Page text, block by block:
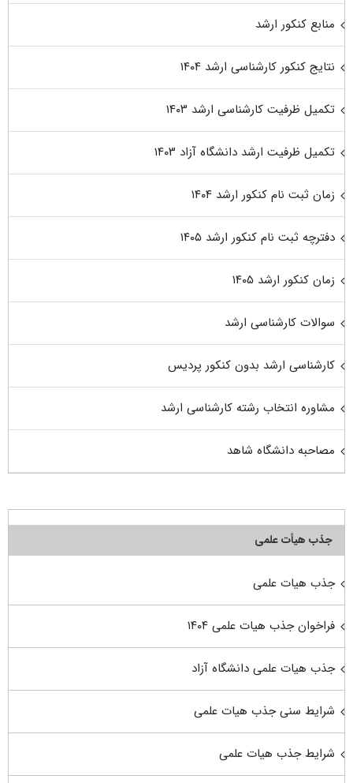
منابع کنکور ارشد
نتایج کنکور کارشناسی ارشد ۱۴۰۴
تکمیل ظرفیت کارشناسی ارشد ۱۴۰۳
تکمیل ظرفیت ارشد دانشگاه آزاد ۱۴۰۳
زمان ثبت نام کنکور ارشد ۱۴۰۴
دفترچه ثبت نام کنکور ارشد ۱۴۰۵
زمان کنکور ارشد ۱۴۰۵
سوالات کارشناسی ارشد
کارشناسی ارشد بدون کنکور پردیس
مشاوره انتخاب رشته کارشناسی ارشد
مصاحبه دانشگاه شاهد
جذب هیأت علمی
جذب هیات علمی
فراخوان جذب هیات علمی ۱۴۰۴
جذب هیات علمی دانشگاه آزاد
شرایط سنی جذب هیات علمی
شرایط جذب هیات علمی